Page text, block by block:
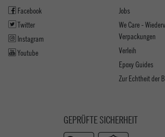
Jobs
We Care -
Verpackungen
Verleih
Epoxy Guides
Zur Echtheit der
Facebook
Twitter
Instagram
Youtube
GEPRÜFTE SICHERHEIT